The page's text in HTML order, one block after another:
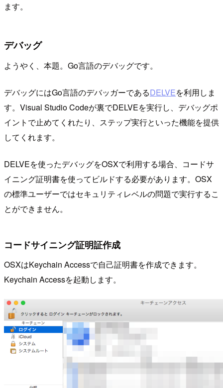
ます。
デバッグ
ようやく、本題。Go言語のデバッグです。
デバッグにはGo言語のデバッガーであるDELVEを利用しま
す。Visual Studio Codeが裏でDELVEを実行し、デバッグポ
イントで止めてくれたり、ステップ実行といった機能を提供
してくれます。
DELVEを使ったデバッグをOSXで利用する場合、コードサ
イニング証明書を使ってビルドする必要があります。OSX
の標準ユーザーではセキュリティレベルの問題で実行するこ
とができません。
コードサイニング証明証作成
OSXはKeychain Accessで自己証明書を作成できます。
Keychain Accessを起動します。